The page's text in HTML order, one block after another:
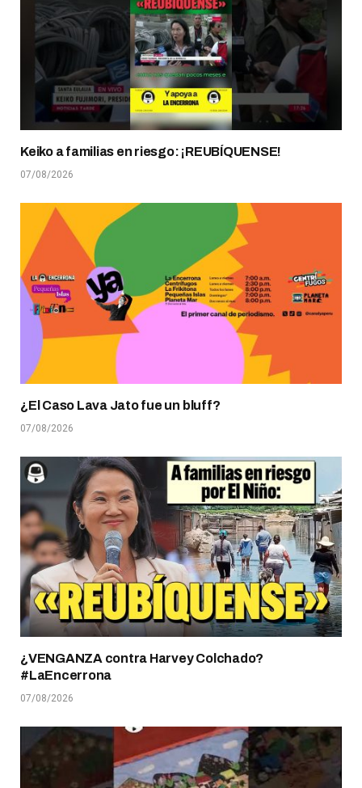
Keiko a familias en riesgo: ¡REUBÍQUENSE!
07/08/2026
¿El Caso Lava Jato fue un bluff?
07/08/2026
¿VENGANZA contra Harvey Colchado?
#LaEncerrona
07/08/2026